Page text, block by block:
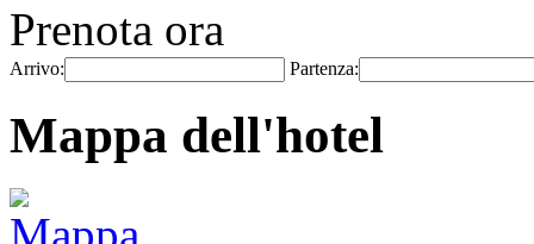
Prenota ora
Arrivo: Partenza:
Mappa dell'hotel